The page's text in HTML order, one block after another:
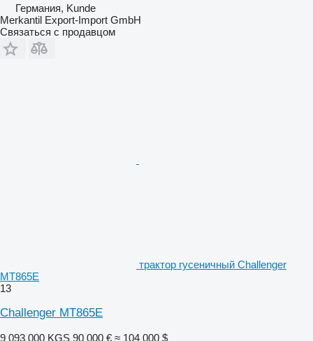
Германия, Kunde
Merkantil Export-Import GmbH
Связаться с продавцом
трактор гусеничный Challenger
MT865E
13
Challenger MT865E
9 093 000 KGS 90 000 € ≈ 104 000 $